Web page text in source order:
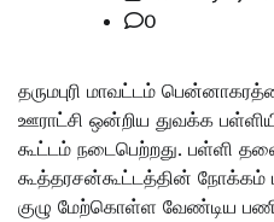
0
தருமபுரி மாவட்டம்
ஊராட்சி ஒன்றிய துவக்க
கூட்டம் நடைபெற்றது. பள்ளி
கூத்தரசன்கூட்டத்தின் நோக்கம்
குழு மேற்கொள்ள வேண்டிய